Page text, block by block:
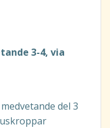
3-4, via
del 3